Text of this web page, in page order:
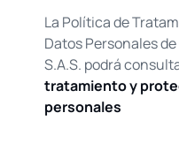
La Política de
Datos Personales de
S.A.S. podrá
tratamiento y
personales